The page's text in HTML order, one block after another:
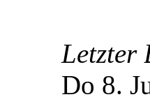
Letzter
Do 8.